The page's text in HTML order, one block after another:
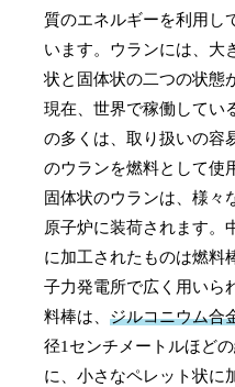
質のエネルギーを利用し
います。ウランには、大
状と固体状の二つの状態
現在、世界で稼働してい
の多くは、取り扱いの容
のウランを燃料として使
固体状のウランは、様々
原子炉に装荷されます。
に加工されたものは燃料
子力発電所で広く用いら
料棒は、ジルコニウム合
径1センチメートルほど
に、小さなペレット状に